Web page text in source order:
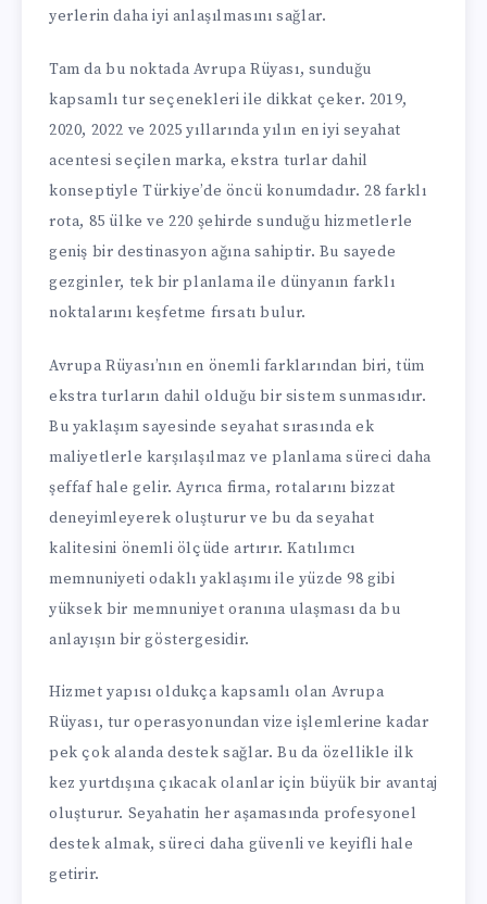
yerlerin daha iyi anlaşılmasını sağlar.
Tam da bu noktada Avrupa Rüyası, sunduğu
kapsamlı tur seçenekleri ile dikkat çeker. 2019,
2020, 2022 ve 2025 yıllarında yılın en iyi seyahat
acentesi seçilen marka, ekstra turlar dahil
konseptiyle Türkiye’de öncü konumdadır. 28 farklı
rota, 85 ülke ve 220 şehirde sunduğu hizmetlerle
geniş bir destinasyon ağına sahiptir. Bu sayede
gezginler, tek bir planlama ile dünyanın farklı
noktalarını keşfetme fırsatı bulur.
Avrupa Rüyası’nın en önemli farklarından biri, tüm
ekstra turların dahil olduğu bir sistem sunmasıdır.
Bu yaklaşım sayesinde seyahat sırasında ek
maliyetlerle karşılaşılmaz ve planlama süreci daha
şeffaf hale gelir. Ayrıca firma, rotalarını bizzat
deneyimleyerek oluşturur ve bu da seyahat
kalitesini önemli ölçüde artırır. Katılımcı
memnuniyeti odaklı yaklaşımı ile yüzde 98 gibi
yüksek bir memnuniyet oranına ulaşması da bu
anlayışın bir göstergesidir.
Hizmet yapısı oldukça kapsamlı olan Avrupa
Rüyası, tur operasyonundan vize işlemlerine kadar
pek çok alanda destek sağlar. Bu da özellikle ilk
kez yurtdışına çıkacak olanlar için büyük bir avantaj
oluşturur. Seyahatin her aşamasında profesyonel
destek almak, süreci daha güvenli ve keyifli hale
getirir.